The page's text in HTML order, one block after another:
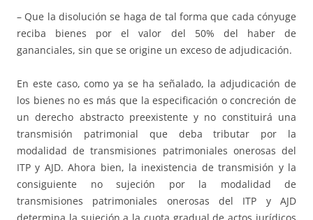
– Que la disolución se haga de tal forma que cada cónyuge
reciba bienes por el valor del 50% del haber de
gananciales, sin que se origine un exceso de adjudicación.
En este caso, como ya se ha señalado, la adjudicación de
los bienes no es más que la especificación o concreción de
un derecho abstracto preexistente y no constituirá una
transmisión patrimonial que deba tributar por la
modalidad de transmisiones patrimoniales onerosas del
ITP y AJD. Ahora bien, la inexistencia de transmisión y la
consiguiente no sujeción por la modalidad de
transmisiones patrimoniales onerosas del ITP y AJD